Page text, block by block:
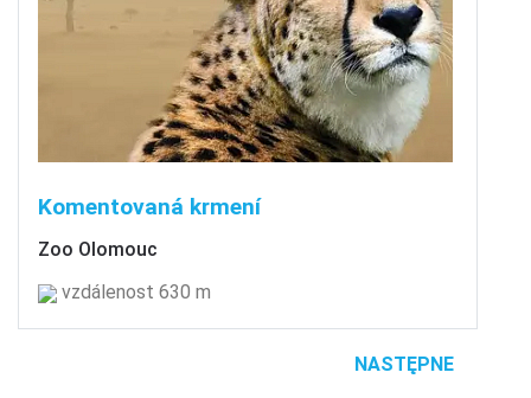
Komentovaná krmení
Zoo Olomouc
vzdálenost 630 m
NASTĘPNE